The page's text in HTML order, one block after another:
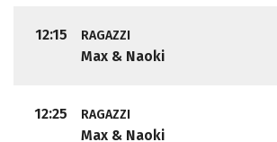
12:15 RAGAZZI
Max & Naoki
12:25 RAGAZZI
Max & Naoki